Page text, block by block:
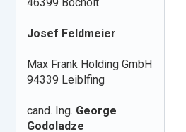
Josef Feldmeier
Max Frank Holding GmbH
94339 Leiblfing
cand. Ing. George
Godoladze